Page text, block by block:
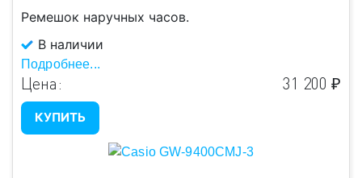
Ремешок наручных часов.
В наличии
Подробнее...
Цена: 31 200 ₽
КУПИТЬ